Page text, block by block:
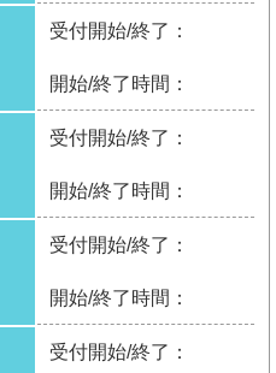
受付開始/終了：
開始/終了時間：
受付開始/終了：
開始/終了時間：
受付開始/終了：
開始/終了時間：
受付開始/終了：